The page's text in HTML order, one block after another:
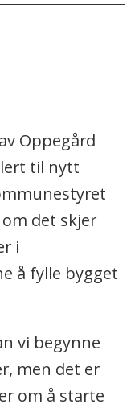
Oppegård
til nytt
det skjer
i
å fylle bygget
vi begynne
men det er
om å starte